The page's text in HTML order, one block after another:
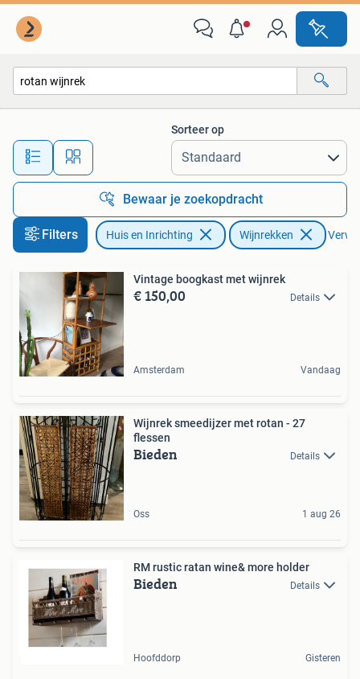
Alle afstanden…
Sorteer op
Bewaar je zoekopdracht
Filters Huis en Inrichting Wijnrekken
Vintage boogkast met wijnrek
€ 150,00 Details
Amsterdam Vandaag
Wijnrek smeedijzer met rotan - 27
flessen
Bieden Details
Oss 1 aug 26
RM rustic ratan wine& more holder
Bieden Details
Hoofddorp Gisteren